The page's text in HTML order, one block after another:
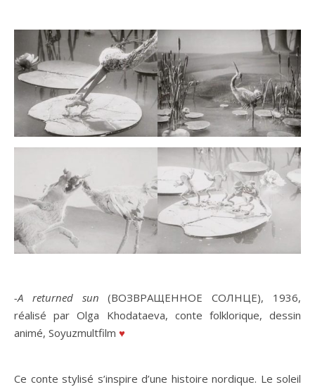
-A returned sun(ВОЗВРАЩЕННОЕ СОЛНЦЕ), 1936,
réalisé par Olga Khodataeva, conte folklorique, dessin
animé, Soyuzmultfilm ♥
Ce conte stylisé s’inspire d’une histoire nordique. Le soleil